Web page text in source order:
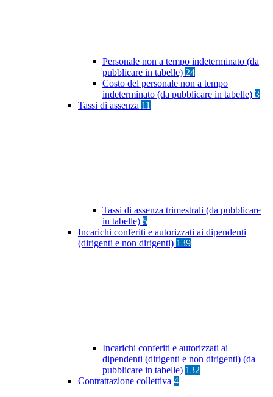
Personale non a tempo indeterminato (da
pubblicare in tabelle) 24
Costo del personale non a tempo
indeterminato (da pubblicare in tabelle) 3
Tassi di assenza 11
Tassi di assenza trimestrali (da pubblicare
in tabelle) 5
Incarichi conferiti e autorizzati ai dipendenti
(dirigenti e non dirigenti) 139
Incarichi conferiti e autorizzati ai
dipendenti (dirigenti e non dirigenti) (da
pubblicare in tabelle) 132
Contrattazione collettiva 4